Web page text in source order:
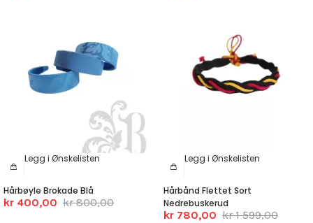
Legg i Ønskelisten
Hårbøyle Brokade Blå
kr 400,00 kr 800,00
Legg i Ønskelisten
Hårbånd Flettet Sort
Nedrebuskerud
kr 780,00 kr 1 599,00